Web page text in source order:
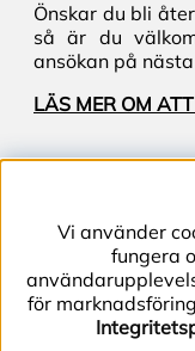
Önskar du bli
så är du
ansökan på
LÄS MER OM
Vi använder
fungera
för